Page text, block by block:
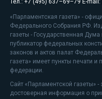
Тел.: +7 (495) 637–69–79 E-mail:
«Парламентская газета» -
Федерального Собрания РФ.
газеты - Государственная
публикатор федеральных
законов и актов палат
газета» имеет пункты печати и
федерации.
Сайт «Парламентской газеты»
достоверная информация о